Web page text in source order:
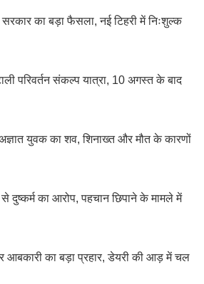
सरकार का बड़ा फैसला, नई टिहरी में निःशुल्क
परिवर्तन संकल्प यात्रा, 10 अगस्त के बाद
अज्ञात युवक का शव, शिनाख्त और मौत के कारणों
दुष्कर्म का आरोप, पहचान छिपाने के मामले में
आबकारी का बड़ा प्रहार, डेयरी की आड़ में चल